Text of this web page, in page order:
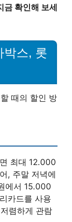
확인해 보세
박스, 롯
때의 할인 방
최대 12.000
, 주말 저녁에
에서 15.000
카드를 사용
렴하게 관람